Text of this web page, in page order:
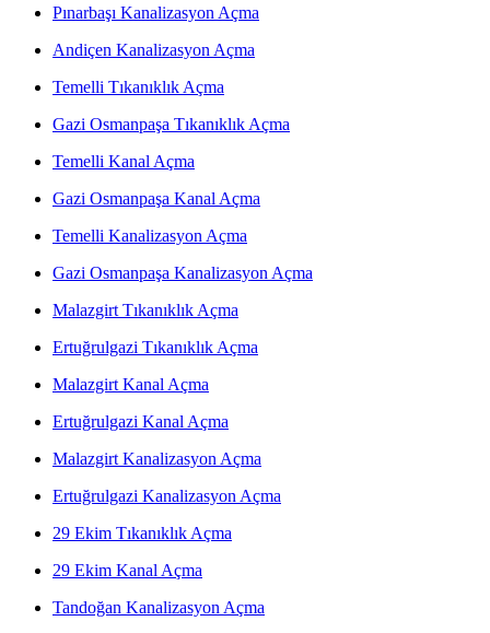
Pınarbaşı Kanalizasyon Açma
Andiçen Kanalizasyon Açma
Temelli Tıkanıklık Açma
Gazi Osmanpaşa Tıkanıklık Açma
Temelli Kanal Açma
Gazi Osmanpaşa Kanal Açma
Temelli Kanalizasyon Açma
Gazi Osmanpaşa Kanalizasyon Açma
Malazgirt Tıkanıklık Açma
Ertuğrulgazi Tıkanıklık Açma
Malazgirt Kanal Açma
Ertuğrulgazi Kanal Açma
Malazgirt Kanalizasyon Açma
Ertuğrulgazi Kanalizasyon Açma
29 Ekim Tıkanıklık Açma
29 Ekim Kanal Açma
Tandoğan Kanalizasyon Açma